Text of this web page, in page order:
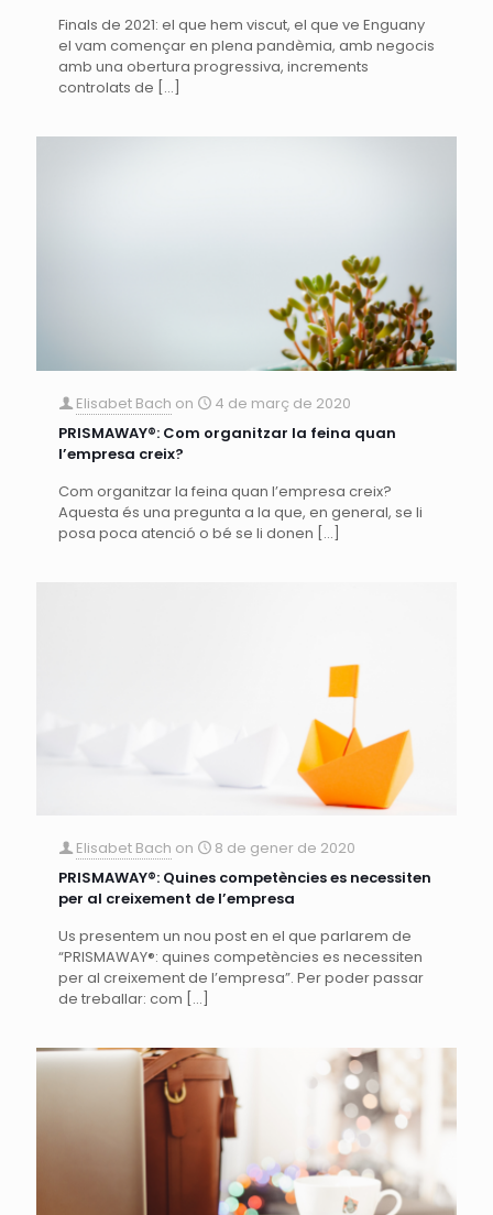
Finals de 2021: el que hem viscut, el que ve Enguany
el vam començar en plena pandèmia, amb negocis
amb una obertura progressiva, increments
controlats de […]
Elisabet Bach on
4 de març de 2020
PRISMAWAY®: Com organitzar la feina quan
l’empresa creix?
Com organitzar la feina quan l’empresa creix?
Aquesta és una pregunta a la que, en general, se li
posa poca atenció o bé se li donen […]
Elisabet Bach on
8 de gener de 2020
PRISMAWAY®: Quines competències es necessiten
per al creixement de l’empresa
Us presentem un nou post en el que parlarem de
“PRISMAWAY®: quines competències es necessiten
per al creixement de l’empresa”. Per poder passar
de treballar: com […]